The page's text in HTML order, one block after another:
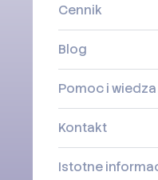
Cennik
Blog
Pomoc i wiedza
Kontakt
Istotne